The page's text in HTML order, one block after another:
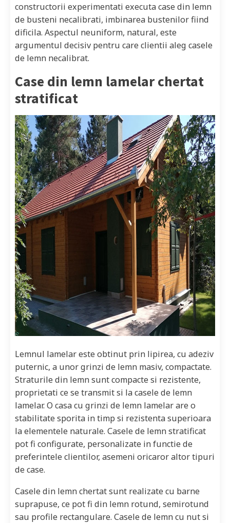
constructorii experimentati executa case din lemn
de busteni necalibrati, imbinarea bustenilor fiind
dificila. Aspectul neuniform, natural, este
argumentul decisiv pentru care clientii aleg casele
de lemn necalibrat.
Case din lemn lamelar chertat
stratificat
Lemnul lamelar este obtinut prin lipirea, cu adeziv
puternic, a unor grinzi de lemn masiv, compactate.
Straturile din lemn sunt compacte si rezistente,
proprietati ce se transmit si la casele de lemn
lamelar. O casa cu grinzi de lemn lamelar are o
stabilitate sporita in timp si rezistenta superioara
la elementele naturale. Casele de lemn stratificat
pot fi configurate, personalizate in functie de
preferintele clientilor, asemeni oricaror altor tipuri
de case.
Casele din lemn chertat sunt realizate cu barne
suprapuse, ce pot fi din lemn rotund, semirotund
sau profile rectangulare. Casele de lemn cu nut si